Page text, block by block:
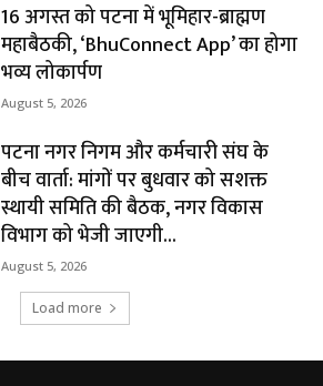
16 अगस्त को पटना में भूमिहार-ब्राह्मण
महाबैठकी, ‘BhuConnect App’ का होगा
भव्य लोकार्पण
August 5, 2026
पटना नगर निगम और कर्मचारी संघ के
बीच वार्ता: मांगों पर बुधवार को सशक्त
स्थायी समिति की बैठक, नगर विकास
विभाग को भेजी जाएगी...
August 5, 2026
Load more